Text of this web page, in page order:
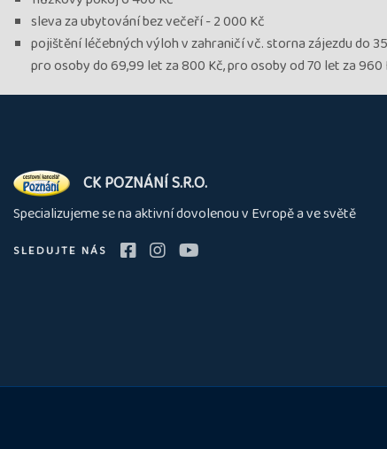
sleva za ubytování bez večeří - 2 000 Kč
pojištění léčebných výloh v zahraničí vč. storna zájezdu do
pro osoby do 69,99 let za 800 Kč, pro osoby od 70 let za 960
O
nás
CK POZNÁNÍ S.R.O.
Specializujeme se na aktivní dovolenou v Evropě a ve světě
SLEDUJTE NÁS